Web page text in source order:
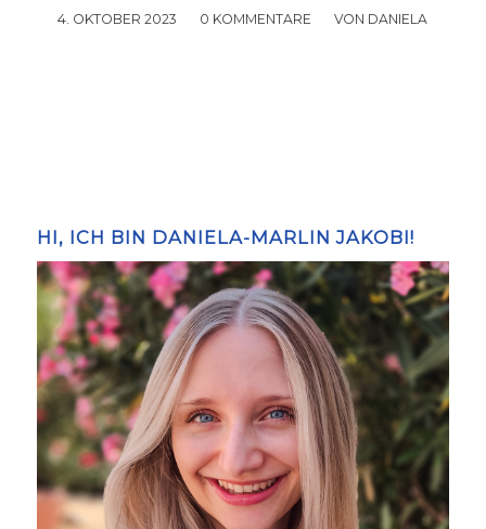
4. OKTOBER 2023
/ 0 KOMMENTARE
/ VON DANIELA
HI, ICH BIN DANIELA-MARLIN JAKOBI!